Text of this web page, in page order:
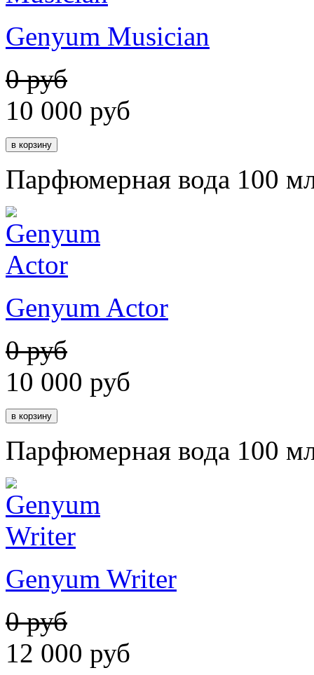
Genyum Musician
0 руб
10 000 руб
Парфюмерная вода 100
Genyum Actor
0 руб
10 000 руб
Парфюмерная вода 100
Genyum Writer
0 руб
12 000 руб